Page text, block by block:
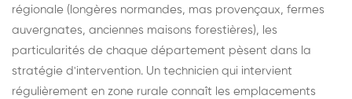
régionale (longères normandes, mas provençaux, fermes
auvergnates, anciennes maisons forestières), les
particularités de chaque département pèsent dans la
stratégie d'intervention. Un technicien qui intervient
régulièrement en zone rurale connaît les emplacements